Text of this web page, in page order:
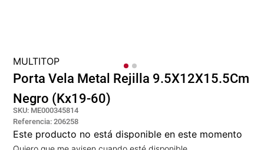
MULTITOP
Porta Vela Metal Rejilla 9.5X12X15.5Cm
Negro (Kx19-60)
SKU: ME000345814
Referencia:206258
Este producto no está disponible en este momento